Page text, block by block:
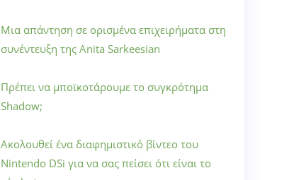
Μια απάντηση σε ορισμένα επιχειρήματα στη
συνέντευξη της Anita Sarkeesian
Πρέπει να μποϊκοτάρουμε το συγκρότημα
Shadow;
Ακολουθεί ένα διαφημιστικό βίντεο του
Nintendo DSi για να σας πείσει ότι είναι το